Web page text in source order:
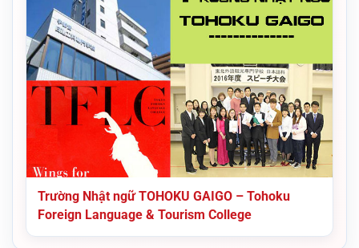
Trường Nhật ngữ TOHOKU GAIGO – Tohoku
Foreign Language & Tourism College